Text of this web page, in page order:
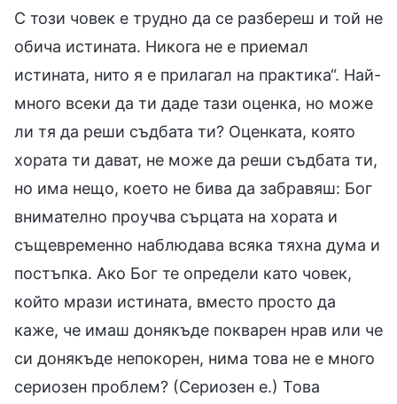
С този човек е трудно да се разбереш и той не
обича истината. Никога не е приемал
истината, нито я е прилагал на практика“. Най-
много всеки да ти даде тази оценка, но може
ли тя да реши съдбата ти? Оценката, която
хората ти дават, не може да реши съдбата ти,
но има нещо, което не бива да забравяш: Бог
внимателно проучва сърцата на хората и
същевременно наблюдава всяка тяхна дума и
постъпка. Ако Бог те определи като човек,
който мрази истината, вместо просто да
каже, че имаш донякъде покварен нрав или че
си донякъде непокорен, нима това не е много
сериозен проблем? (Сериозен е.) Това